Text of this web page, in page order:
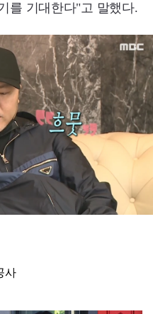
를 기대한다"고 말했다.
사